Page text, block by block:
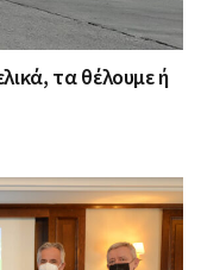
τα θέλουμε ή